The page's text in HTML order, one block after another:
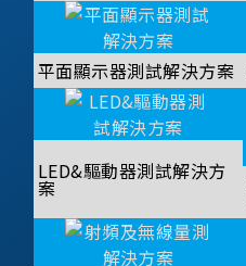
平面顯示器測試解決方案
LED&驅動器測試解決方
案